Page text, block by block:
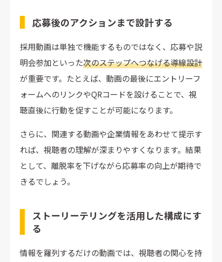
応募後のアクションまで設計する
採用動画は単独で機能するものではなく、応募や説
明会参加といった次のステップへつなげる導線設計
が重要です。たとえば、動画の最後にエントリーフ
ォームへのリンクやQRコードを設けることで、視
聴直後に行動を促すことが可能になります。
さらに、関連する動画や企業情報をあわせて提示す
れば、視聴者の理解が深まりやすくなります。結果
として、離脱率を下げながら応募率の向上が期待で
きるでしょう。
ストーリーテリングを活用した構成にす
る
情報を羅列するだけの動画では、視聴者の関心を持